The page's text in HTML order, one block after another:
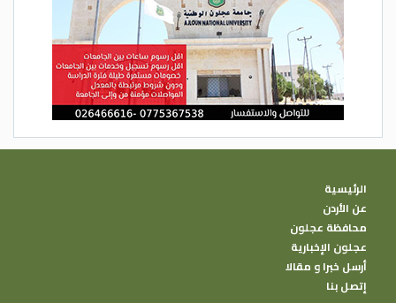
الرئيسية
عن الأردن
محافظة عجلون
عجلون الإخبارية
أرسل خبرا و مقالا
إتصل بنا